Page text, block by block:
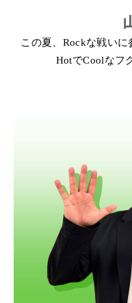
この夏、 Rockな戦いに
HotでCoolなフ